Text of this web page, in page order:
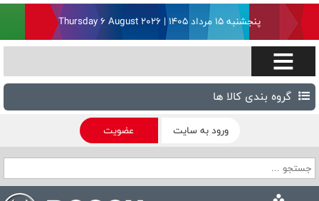
پنجشنبه ۱۵ مرداد ۱۴۰۵ | Thursday 6 August 2026
گروه بندی کالا ها
ورود به سایت عضویت